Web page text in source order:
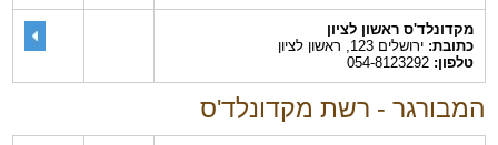
מקדונלד'ס ראשון לציון
כתובת:ירושלים 123, ראשון לציון
טלפון:054-8123292
המבורגר - רשת מקדונלד'ס